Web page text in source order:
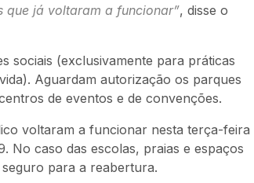
que já voltaram a funcionar”, disse o
sociais (exclusivamente para práticas
Aguardam autorização os parques
de eventos e de convenções.
voltaram a funcionar nesta terça-feira
No caso das escolas, praias e espaços
para a reabertura.